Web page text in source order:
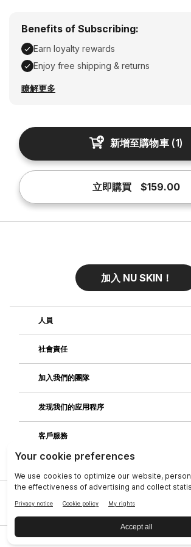
Benefits of Subscribing:
Earn loyalty rewards
Enjoy free shipping & returns
Earn loyalty rewards, Enjoy free
瞭解更多
新增至購物車(1)
立即購買 $159.00
加入 NU SKIN！
人員
社會責任
加入我們的團隊
发现我们的应用程序
客戶服務